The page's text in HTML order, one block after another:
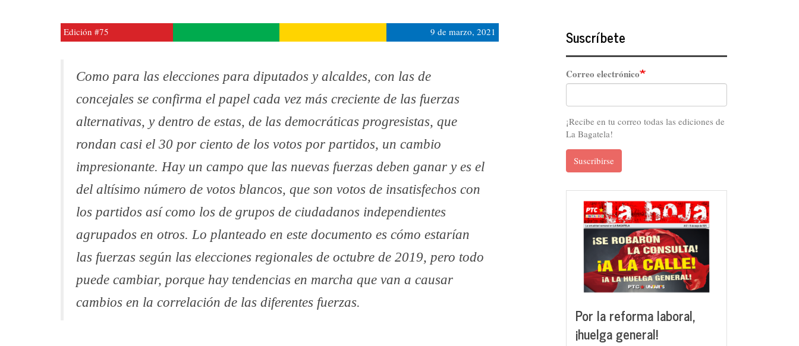
Edición #75 9 de marzo, 2021
Como para las elecciones para diputados y alcaldes, con las de
concejales se confirma el papel cada vez más creciente de las fuerzas
alternativas, y dentro de estas, de las democráticas progresistas, que
rondan casi el 30 por ciento de los votos por partidos, un cambio
impresionante. Hay un campo que las nuevas fuerzas deben ganar y es el
del altísimo número de votos blancos, que son votos de insatisfechos con
los partidos así como los de grupos de ciudadanos independientes
agrupados en otros. Lo planteado en este documento es cómo estarían
las fuerzas según las elecciones regionales de octubre de 2019, pero todo
puede cambiar, porque hay tendencias en marcha que van a causar
cambios en la correlación de las diferentes fuerzas.
Suscríbete
Correo electrónico
¡Recibe en tu correo todas las ediciones de
La Bagatela!
Suscribirse
Por la reforma laboral,
¡huelga general!